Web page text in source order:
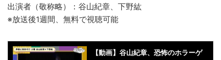
出演者（敬称略）：谷山紀章、下野紘
※放送後1週間、無料で視聴可能
【動画】谷山紀章、恐怖のホラーゲ